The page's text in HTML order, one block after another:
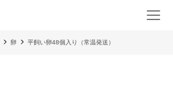
卵 平飼い卵48個入り（常温発送）